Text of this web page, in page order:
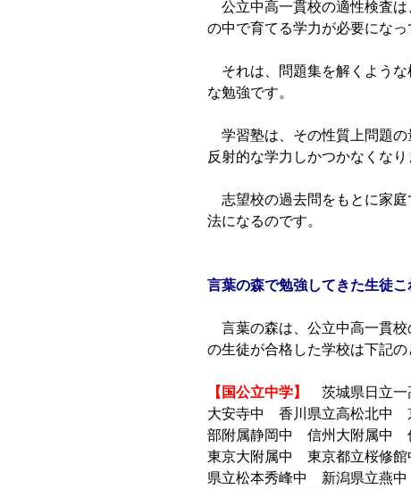
公立中高一貫校の適性検査は
の中で育てる学力が必要になっ
それは、問題集を解くような
な勉強です。
学習塾は、その性質上問題の
反射的な学力しかつかなくなり
志望校の過去問をもとに家庭
法になるのです。
言葉の森で勉強してきた生徒
言葉の森は、公立中高一貫校
の生徒が合格した学校は下記の
【国公立中学】
茨城県日立
大安寺中 香川県立高松北中
部附属静岡中 信州大附属中
東京大附属中 東京都立桜修
県立松本秀峰中 新潟県立燕